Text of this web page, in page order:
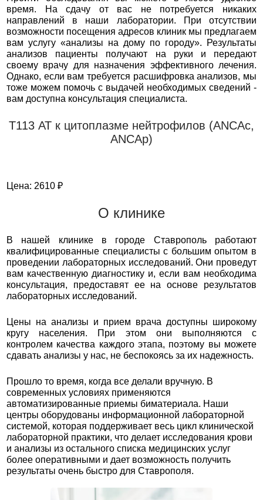
время. На сдачу от вас не потребуется никаких
направлений в наши лаборатории. При отсутствии
возможности посещения адресов клиник мы предлагаем
вам услугу «анализы на дому по городу». Результаты
анализов пациенты получают на руки и передают
своему врачу для назначения эффективного лечения.
Однако, если вам требуется расшифровка анализов, мы
тоже можем помочь с выдачей необходимых сведений -
вам доступна консультация специалиста.
Т113 АТ к цитоплазме нейтрофилов (ANCAс,
ANCAp)
Цена: 2610 ₽
О клинике
В нашей клинике в городе Ставрополь работают
квалифицированные специалисты с большим опытом в
проведении лабораторных исследований. Они проведут
вам качественную диагностику и, если вам необходима
консультация, предоставят ее на основе результатов
лабораторных исследований.
Цены на анализы и прием врача доступны широкому
кругу населения. При этом они выполняются с
контролем качества каждого этапа, поэтому вы можете
сдавать анализы у нас, не беспокоясь за их надежность.
Прошло то время, когда все делали вручную. В
современных условиях применяются
автоматизированные приемы биматериала. Наши
центры оборудованы информационной лабораторной
системой, которая поддерживает весь цикл клинической
лабораторной практики, что делает исследования крови
и анализы из остального списка медицинских услуг
более оперативными и дает возможность получить
результаты очень быстро для Ставрополя.